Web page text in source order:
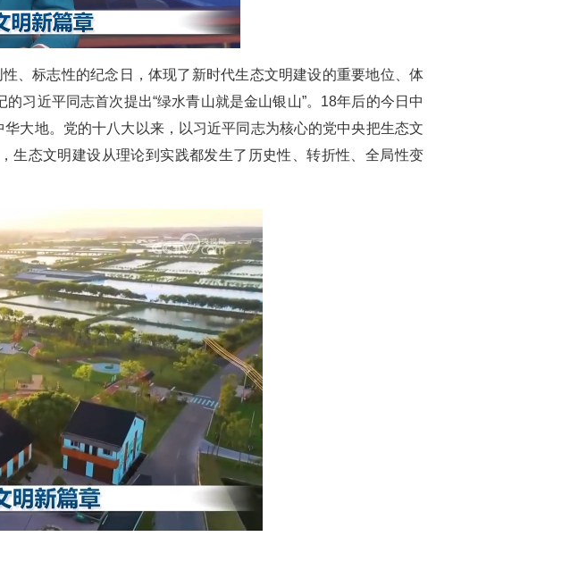
、标志性的纪念日，体现了新时代生态文明建设的重要地位、体
习近平同志首次提出“绿水青山就是金山银山”。18年后的今日中
大地。党的十八大以来，以习近平同志为核心的党中央把生态文
生态文明建设从理论到实践都发生了历史性、转折性、全局性变